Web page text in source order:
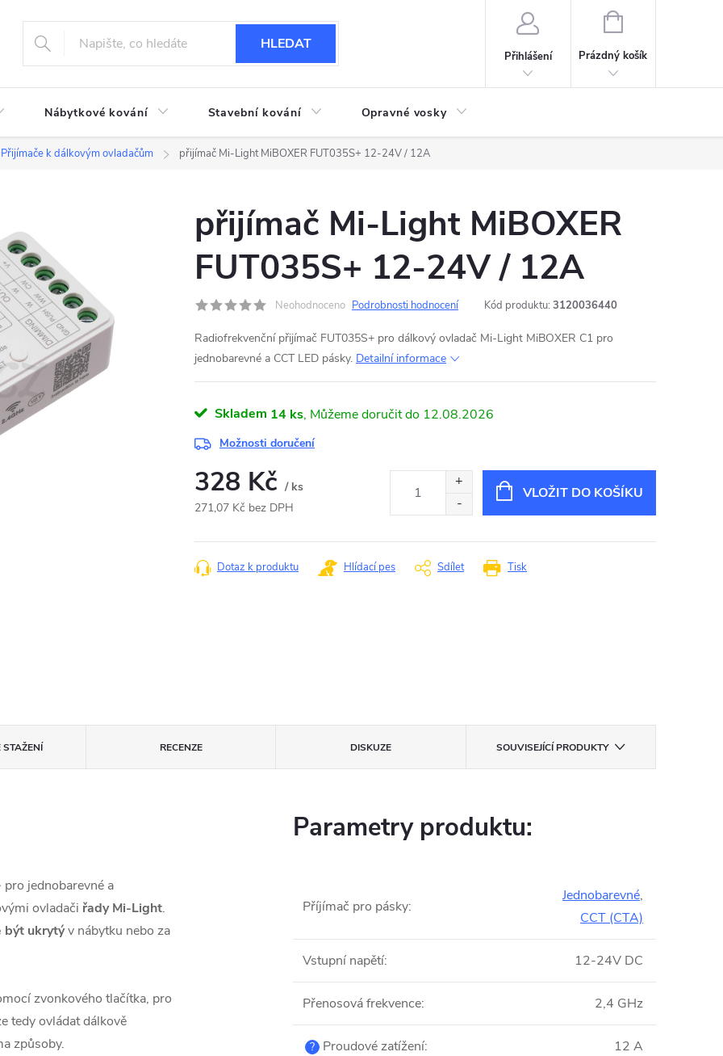
HLEDAT
Přihlášení
NÁKUPNÍ
Prázdný košík
Nábytkové kování Stavební kování Opravné vosky
Přijímače k dálkovým ovladačům přijímač Mi-Light MiBOXER FUT035S+ 12-24V / 12A
přijímač Mi-Light MiBOXER
FUT035S+ 12-24V / 12A
Neohodnoceno Podrobnosti hodnocení Kód produktu: 3120036440
Radiofrekvenční přijímač FUT035S+ pro dálkový ovladač Mi-Light MiBOXER C1 pro
jednobarevné a CCT LED pásky. Detailní informace
Skladem 14 ks 12.08.2026
Možnosti doručení
328 Kč / ks
271,07 Kč bez DPH
cena:
VLOŽIT DO KOŠÍKU
Tisk
Dotaz k produktu Hlídací pes Sdílet
STAŽENÍ RECENZE DISKUZE SOUVISEJÍCÍ PRODUKTY
pro jednobarevné a
ovladači řady Mi-Light.
být ukrytýv nábytku nebo za
zvonkového tlačítka, pro
tedy ovládat dálkově
způsoby.
Parametry produktu:
Příjímač pro pásky:
Jednobarevné,
CCT (CTA)
Vstupní napětí: 12-24V DC
Přenosová frekvence: 2,4 GHz
? Proudové zatížení: 12 A